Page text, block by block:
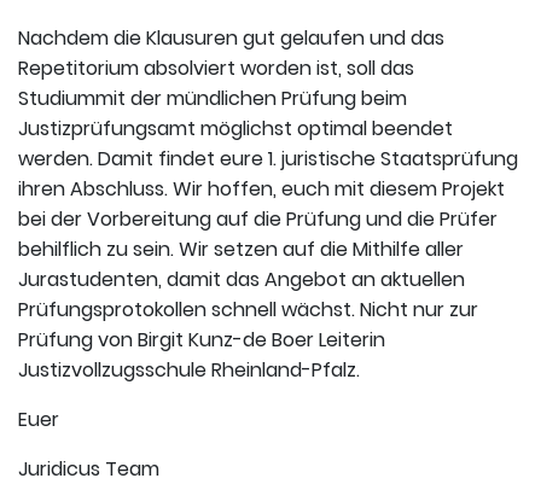
Nachdem die Klausuren gut gelaufen und das
Repetitorium absolviert worden ist, soll das
Studiummit der mündlichen Prüfung beim
Justizprüfungsamt möglichst optimal beendet
werden. Damit findet eure 1. juristische Staatsprüfung
ihren Abschluss. Wir hoffen, euch mit diesem Projekt
bei der Vorbereitung auf die Prüfung und die Prüfer
behilflich zu sein. Wir setzen auf die Mithilfe aller
Jurastudenten, damit das Angebot an aktuellen
Prüfungsprotokollen schnell wächst. Nicht nur zur
Prüfung von Birgit Kunz-de Boer Leiterin
Justizvollzugsschule Rheinland-Pfalz.
Euer
Juridicus Team